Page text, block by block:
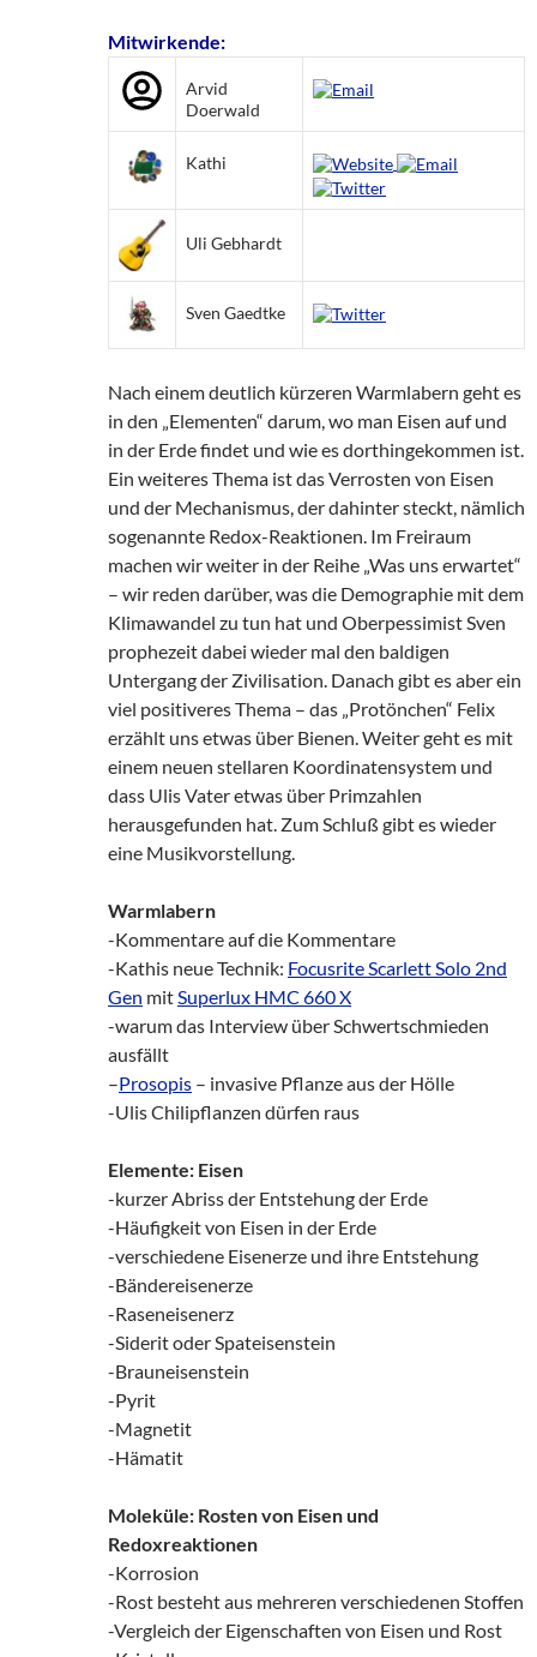
Mitwirkende:
Arvid
Doerwald
Kathi
Uli Gebhardt
Sven Gaedtke
Nach einem deutlich kürzeren Warmlabern geht es
in den „Elementen“ darum, wo man Eisen auf und
in der Erde findet und wie es dorthingekommen ist.
Ein weiteres Thema ist das Verrosten von Eisen
und der Mechanismus, der dahinter steckt, nämlich
sogenannte Redox-Reaktionen. Im Freiraum
machen wir weiter in der Reihe „Was uns erwartet“
– wir reden darüber, was die Demographie mit dem
Klimawandel zu tun hat und Oberpessimist Sven
prophezeit dabei wieder mal den baldigen
Untergang der Zivilisation. Danach gibt es aber ein
viel positiveres Thema – das „Protönchen“ Felix
erzählt uns etwas über Bienen. Weiter geht es mit
einem neuen stellaren Koordinatensystem und
dass Ulis Vater etwas über Primzahlen
herausgefunden hat. Zum Schluß gibt es wieder
eine Musikvorstellung.
Warmlabern
-Kommentare auf die Kommentare
-Kathis neue Technik: Focusrite Scarlett Solo 2nd
Gen mitSuperlux HMC 660 X
-warum das Interview über Schwertschmieden
ausfällt
–Prosopis – invasive Pflanze aus der Hölle
-Ulis Chilipflanzen dürfen raus
Elemente: Eisen
-kurzer Abriss der Entstehung der Erde
-Häufigkeit von Eisen in der Erde
-verschiedene Eisenerze und ihre Entstehung
-Bändereisenerze
-Raseneisenerz
-Siderit oder Spateisenstein
-Brauneisenstein
-Pyrit
-Magnetit
-Hämatit
Moleküle: Rosten von Eisen und
Redoxreaktionen
-Korrosion
-Rost besteht aus mehreren verschiedenen Stoffen
-Vergleich der Eigenschaften von Eisen und Rost